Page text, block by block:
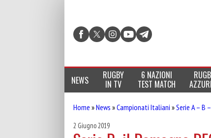
NEWS RUGBY
IN TV
6 NAZIONI
TEST MATCH
Home »News »Campionati Italiani »Serie A – B
2 Giugno 2019